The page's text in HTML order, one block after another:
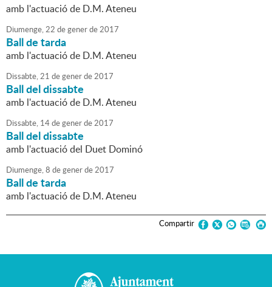
amb l'actuació de D.M. Ateneu
Diumenge,22 degenerde2017
Ball de tarda
amb l'actuació de D.M. Ateneu
Dissabte,21 degenerde2017
Ball del dissabte
amb l'actuació de D.M. Ateneu
Dissabte, 14degenerde2017
Ball del dissabte
amb l'actuació del Duet Dominó
Diumenge,8 degenerde2017
Ball de tarda
amb l'actuació de D.M. Ateneu
Compartir